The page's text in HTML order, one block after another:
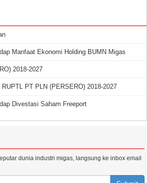
Manfaat Ekonomi Holding BUMN Migas
2018-2027
PT PLN (PERSERO) 2018-2027
Divestasi Saham Freeport
dunia industri migas, langsung ke inbox email